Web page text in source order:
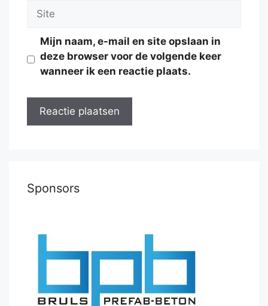
Site
Mijn naam, e-mail en site opslaan in
deze browser voor de volgende keer
wanneer ik een reactie plaats.
Sponsors